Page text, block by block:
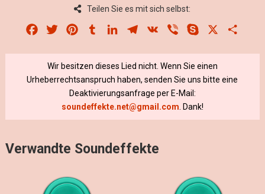
Teilen Sie es mit sich selbst:
Facebook
Twitter PinterestTumblrLinkedInTelegram
VK Viber Skype
Wir besitzen dieses Lied nicht. Wenn Sie einen
Urheberrechtsanspruch haben, senden Sie uns bitte eine
Deaktivierungsanfrage per E-Mail:
soundeffekte.net@gmail.com . Dank!
Verwandte Soundeffekte